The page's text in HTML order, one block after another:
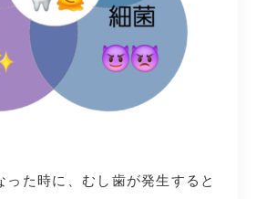
った時に、むし歯が発生すると